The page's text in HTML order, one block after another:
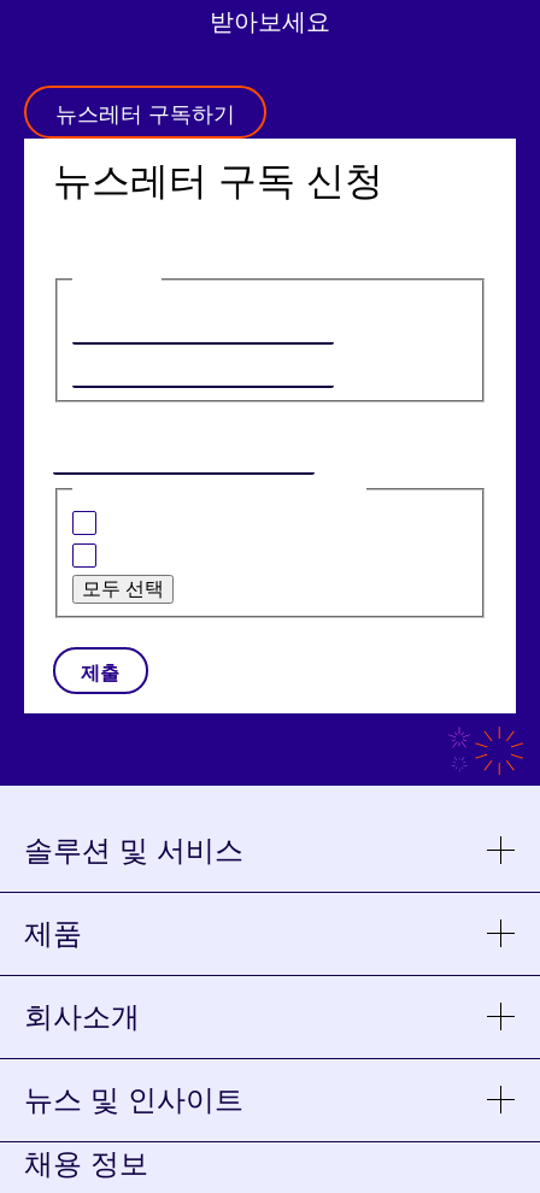
받아보세요
뉴스레터 구독하기
뉴스레터 구독 신청
모두 선택
솔루션 및 서비스
솔
및
제품
제품
회사소개
회
뉴스 및 인사이트
채용 정보